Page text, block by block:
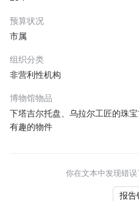
预算状况
市属
组织分类
非营利性机构
博物馆物品
下塔吉尔托盘、乌拉尔工匠的珠
有趣的物件
你在文本中发现错
报告